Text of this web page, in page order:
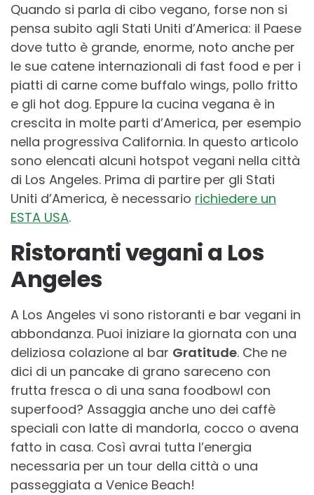
Quando si parla di cibo vegano, forse non si
pensa subito agli Stati Uniti d’America: il Paese
dove tutto è grande, enorme, noto anche per
le sue catene internazionali di fast food e per i
piatti di carne come buffalo wings, pollo fritto
e gli hot dog. Eppure la cucina vegana è in
crescita in molte parti d’America, per esempio
nella progressiva California. In questo articolo
sono elencati alcuni hotspot vegani nella città
di Los Angeles. Prima di partire per gli Stati
Uniti d’America, è necessario richiedere un
ESTA USA.
Ristoranti vegani a Los
Angeles
A Los Angeles vi sono ristoranti e bar vegani in
abbondanza. Puoi iniziare la giornata con una
deliziosa colazione al bar Gratitude. Che ne
dici di un pancake di grano sareceno con
frutta fresca o di una sana foodbowl con
superfood? Assaggia anche uno dei caffè
speciali con latte di mandorla, cocco o avena
fatto in casa. Così avrai tutta l’energia
necessaria per un tour della città o una
passeggiata a Venice Beach!